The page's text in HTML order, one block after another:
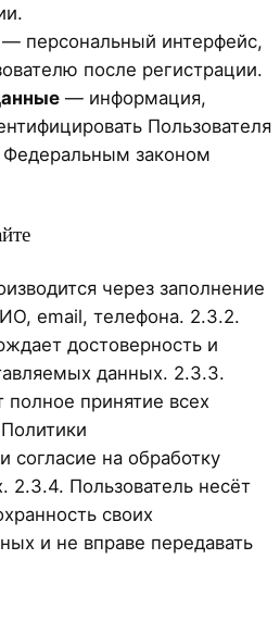
— персональный интерфейс,
после регистрации.
— информация,
Пользователя
Федеральным законом
через заполнение
email, телефона. 2.3.2.
достоверность и
данных. 2.3.3.
полное принятие всех
согласие на обработку
2.3.4. Пользователь несёт
своих
и не вправе передавать